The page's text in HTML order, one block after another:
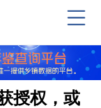
授权，或